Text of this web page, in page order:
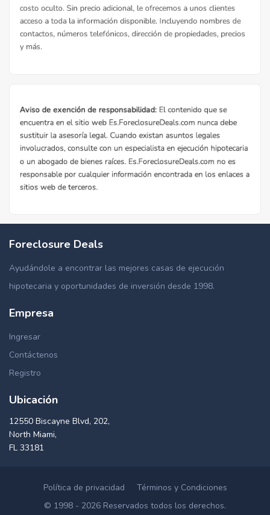
Foreclosure Deals
Ayudándole a encontrar las mejores casas de ejecución
hipotecaria y oportunidades de inversión desde 1998.
Empresa
Ingresar
Contáctenos
Registro
Ubicación
12550 Biscayne Blvd, 202,
North Miami,
FL 33181
Política de privacidad
Términos y Condiciones
© 1998 - 2026 Reservados todos los derechos.